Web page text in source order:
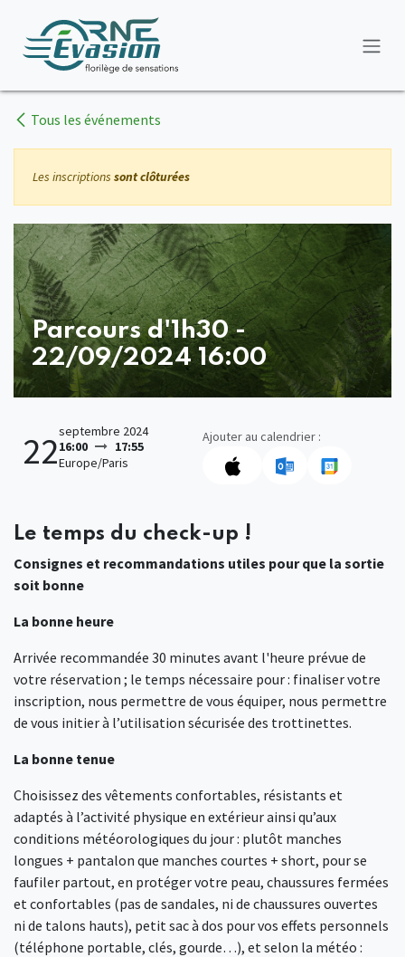
Tous les événements
Les inscriptions sont clôturées
Parcours d'1h30 -
22/09/2024 16:00
22septembre 2024
16:00
17:55
Europe/Paris
Ajouter au calendrier :
Le temps du check-up !
Consignes et recommandations utiles pour que la sortie
soit bonne
La bonne heure
Arrivée recommandée 30 minutes avant l'heure prévue de
votre réservation ; le temps nécessaire pour : finaliser votre
inscription, nous permettre de vous équiper, nous permettre
de vous initier à l’utilisation sécurisée des trottinettes.
La bonne tenue
Choisissez des vêtements confortables, résistants et
adaptés à l’activité physique en extérieur ainsi qu’aux
conditions météorologiques du jour : plutôt manches
longues + pantalon que manches courtes + short, pour se
faufiler partout, en protéger votre peau, chaussures fermées
et confortables (pas de sandales, ni de chaussures ouvertes
ni de talons hauts), petit sac à dos pour vos effets personnels
(téléphone portable, clés, gourde…), et selon la météo :